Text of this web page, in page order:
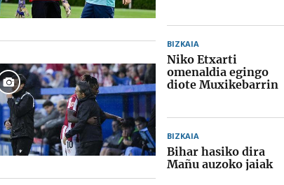
BIZKAIA
Niko Etxarti
omenaldia egingo
diote Muxikebarrin
BIZKAIA
Bihar hasiko dira
Mañu auzoko jaiak